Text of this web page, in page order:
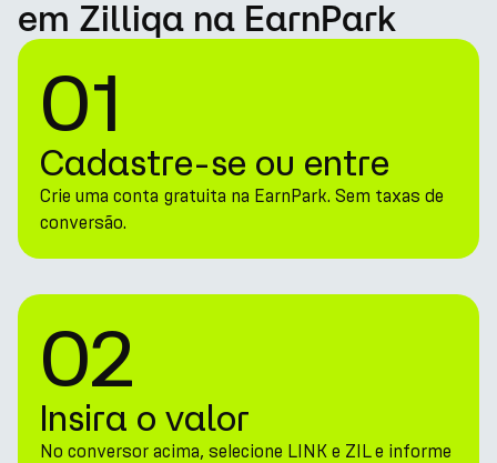
em Zilliqa na EarnPark
01
Cadastre-se ou entre
Crie uma conta gratuita na EarnPark. Sem taxas de
conversão.
02
Insira o valor
No conversor acima, selecione LINK e ZIL e informe